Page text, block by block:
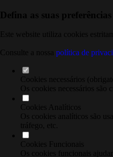
Defina as suas
Este website utiliza cookies
Consulte a nossa política de
Cookies necessários
Os cookies necessários são
Cookies Analíticos
Os cookies analíticos são
tráfego, etc.
Cookies Funcionais
Os cookies funcionais